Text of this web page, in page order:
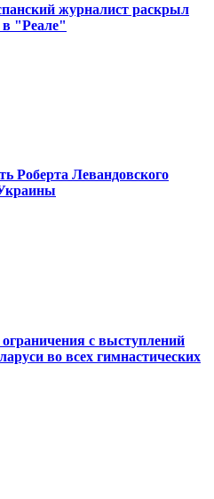
журналист раскрыл
"Реале"
Роберта Левандовского
с выступлений
во всех гимнастических